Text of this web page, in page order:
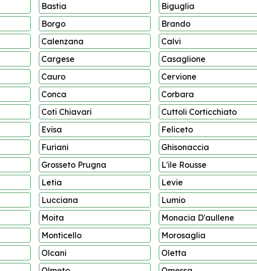
Bastia
Biguglia
Borgo
Brando
Calenzana
Calvi
Cargese
Casaglione
Cauro
Cervione
Conca
Corbara
Coti Chiavari
Cuttoli Corticchiato
Evisa
Feliceto
Furiani
Ghisonaccia
Grosseto Prugna
L'ile Rousse
Letia
Levie
Lucciana
Lumio
Moita
Monacia D'aullene
Monticello
Morosaglia
Olcani
Oletta